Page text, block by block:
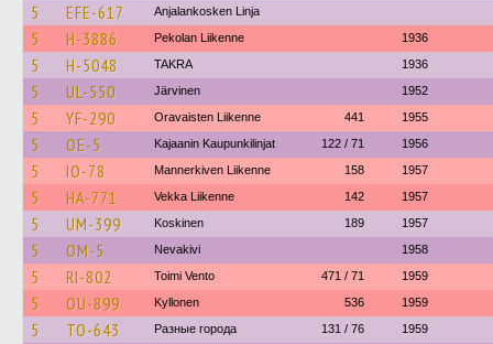
5 EFE-617 Anjalankosken Linja
5 H-3886 Pekolan Liikenne 1936
5 H-5048 TAKRA 1936
5 UL-550 Järvinen 1952
5 YF-290 Oravaisten Liikenne 441 1955
5 OE-5 Kajaanin Kaupunkilinjat 122 / 71 1956
5 IO-78 Mannerkiven Liikenne 158 1957
5 HA-771 Vekka Liikenne 142 1957
5 UM-399 Koskinen 189 1957
5 OM-5 Nevakivi 1958
5 RI-802 Toimi Vento 471 / 71 1959
5 OU-899 Kyllonen 536 1959
5 TO-643 Разные города 131 / 76 1959